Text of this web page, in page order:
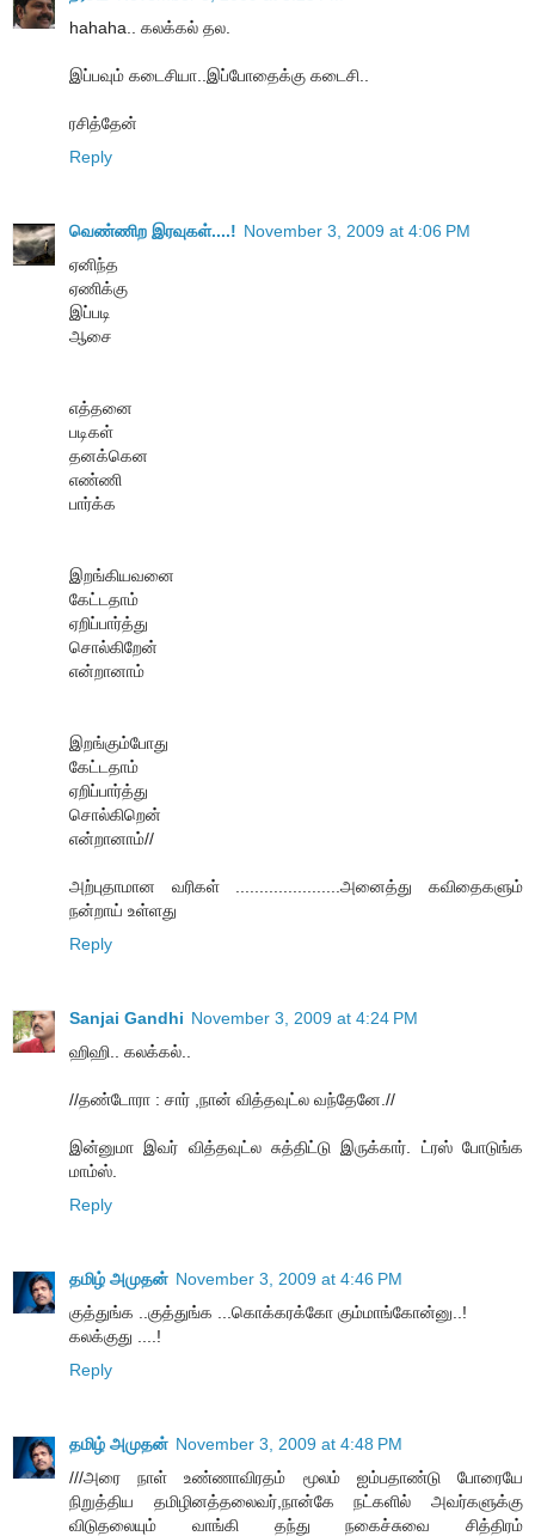
hahaha.. கலக்கல் தல.
இப்பவும் கடைசியா..இப்போதைக்கு கடைசி..
ரசித்தேன்
Reply
வெண்ணிற இரவுகள்....! November 3, 2009 at 4:06 PM
ஏனிந்த
ஏணிக்கு
இப்படி
ஆசை
எத்தனை
படிகள்
தனக்கென
எண்ணி
பார்க்க
இறங்கியவனை
கேட்டதாம்
ஏறிப்பார்த்து
சொல்கிறேன்
என்றானாம்
இறங்கும்போது
கேட்டதாம்
ஏறிப்பார்த்து
சொல்கிறென்
என்றானாம்//
அற்புதாமான வரிகள் ......................அனைத்து கவிதைகளும்
நன்றாய் உள்ளது
Reply
Sanjai Gandhi November 3, 2009 at 4:24 PM
ஹிஹி.. கலக்கல்..
//தண்டோரா : சார் ,நான் வித்தவுட்ல வந்தேனே.//
இன்னுமா இவர் வித்தவுட்ல சுத்திட்டு இருக்கார். ட்ரஸ் போடுங்க
மாம்ஸ்.
Reply
தமிழ் அமுதன் November 3, 2009 at 4:46 PM
குத்துங்க ..குத்துங்க ...கொக்கரக்கோ கும்மாங்கோன்னு..!
கலக்குது ....!
Reply
தமிழ் அமுதன் November 3, 2009 at 4:48 PM
///அரை நாள் உண்ணாவிரதம் மூலம் ஐம்பதாண்டு போரையே
நிறுத்திய தமிழினத்தலைவர்,நான்கே நட்களில் அவர்களுக்கு
விடுதலையும் வாங்கி தந்து நகைச்சுவை சித்திரம்